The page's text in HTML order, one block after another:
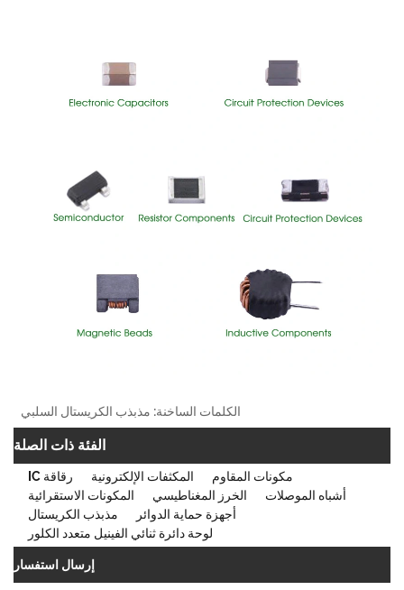
الكلمات الساخنة: مذبذب الكريستال السلبي
الفئة ذات الصلة
رقاقة IC المكثفات الإلكترونية
مكونات المقاوم
المكونات الاستقرائية
الخرز المغناطيسي
أشباه الموصلات
مذبذب الكريستال
أجهزة حماية الدوائر
لوحة دائرة ثنائي الفينيل متعدد الكلور
إرسال استفسار